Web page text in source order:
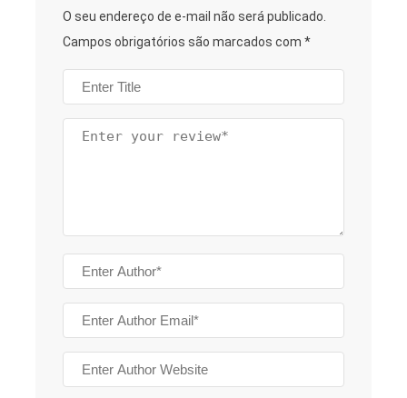
O seu endereço de e-mail não será publicado.
Campos obrigatórios são marcados com *